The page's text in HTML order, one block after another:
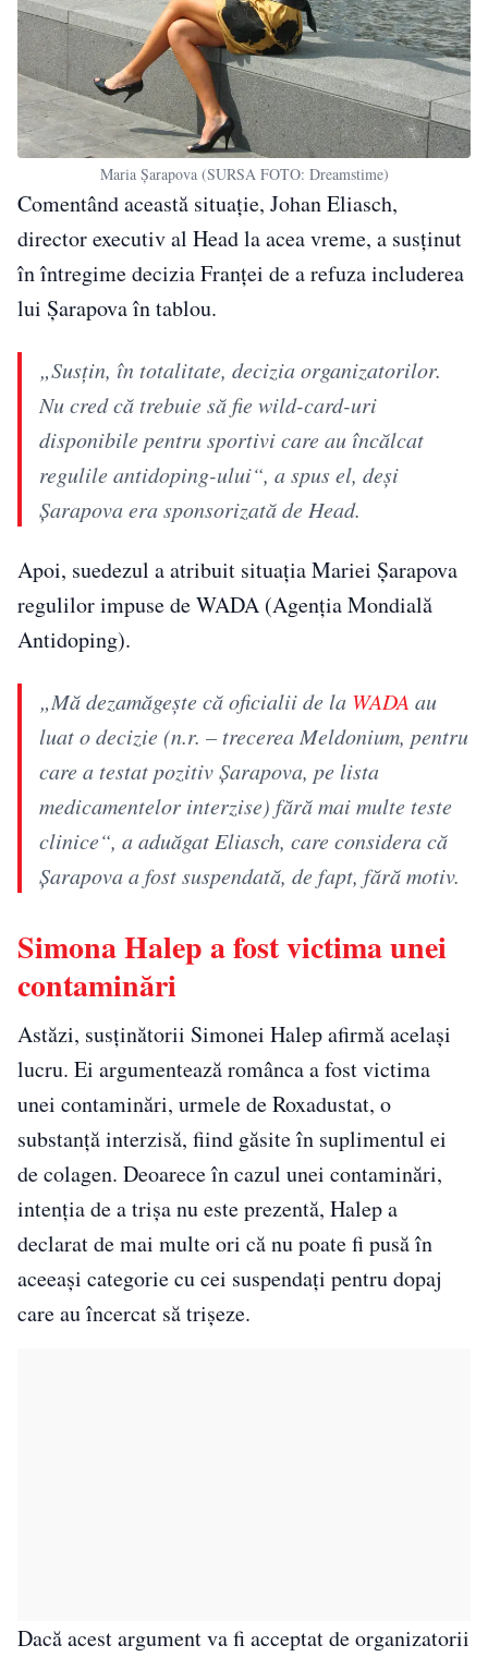
Maria Șarapova (SURSA FOTO: Dreamstime)
Comentând această situație, Johan Eliasch,
director executiv al Head la acea vreme, a susținut
în întregime decizia Franței de a refuza includerea
lui Șarapova în tablou.
„Susțin, în totalitate, decizia organizatorilor.
Nu cred că trebuie să fie wild-card-uri
disponibile pentru sportivi care au încălcat
regulile antidoping-ului“, a spus el, deși
Șarapova era sponsorizată de Head.
Apoi, suedezul a atribuit situația Mariei Șarapova
regulilor impuse de WADA (Agenția Mondială
Antidoping).
„Mă dezamăgește că oficialii de la WADA au
luat o decizie (n.r. – trecerea Meldonium, pentru
care a testat pozitiv Șarapova, pe lista
medicamentelor interzise) fără mai multe teste
clinice“, a aduăgat Eliasch, care considera că
Șarapova a fost suspendată, de fapt, fără motiv.
Simona Halep a fost victima unei
contaminări
Astăzi, susținătorii Simonei Halep afirmă același
lucru. Ei argumentează românca a fost victima
unei contaminări, urmele de Roxadustat, o
substanță interzisă, fiind găsite în suplimentul ei
de colagen. Deoarece în cazul unei contaminări,
intenția de a trișa nu este prezentă, Halep a
declarat de mai multe ori că nu poate fi pusă în
aceeași categorie cu cei suspendați pentru dopaj
care au încercat să trișeze.
Dacă acest argument va fi acceptat de organizatorii